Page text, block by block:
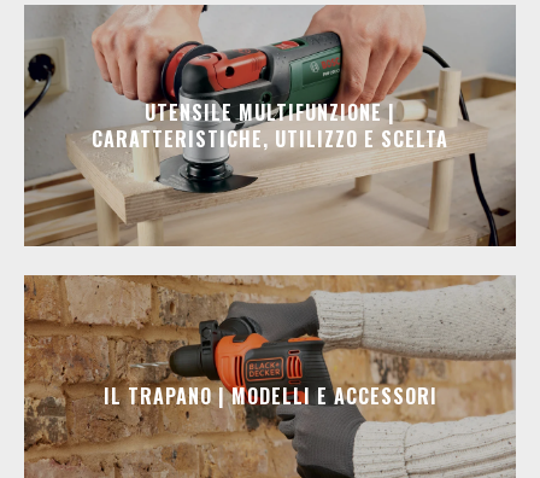
UTENSILE MULTIFUNZIONE |
CARATTERISTICHE, UTILIZZO E SCELTA
IL TRAPANO | MODELLI E ACCESSORI